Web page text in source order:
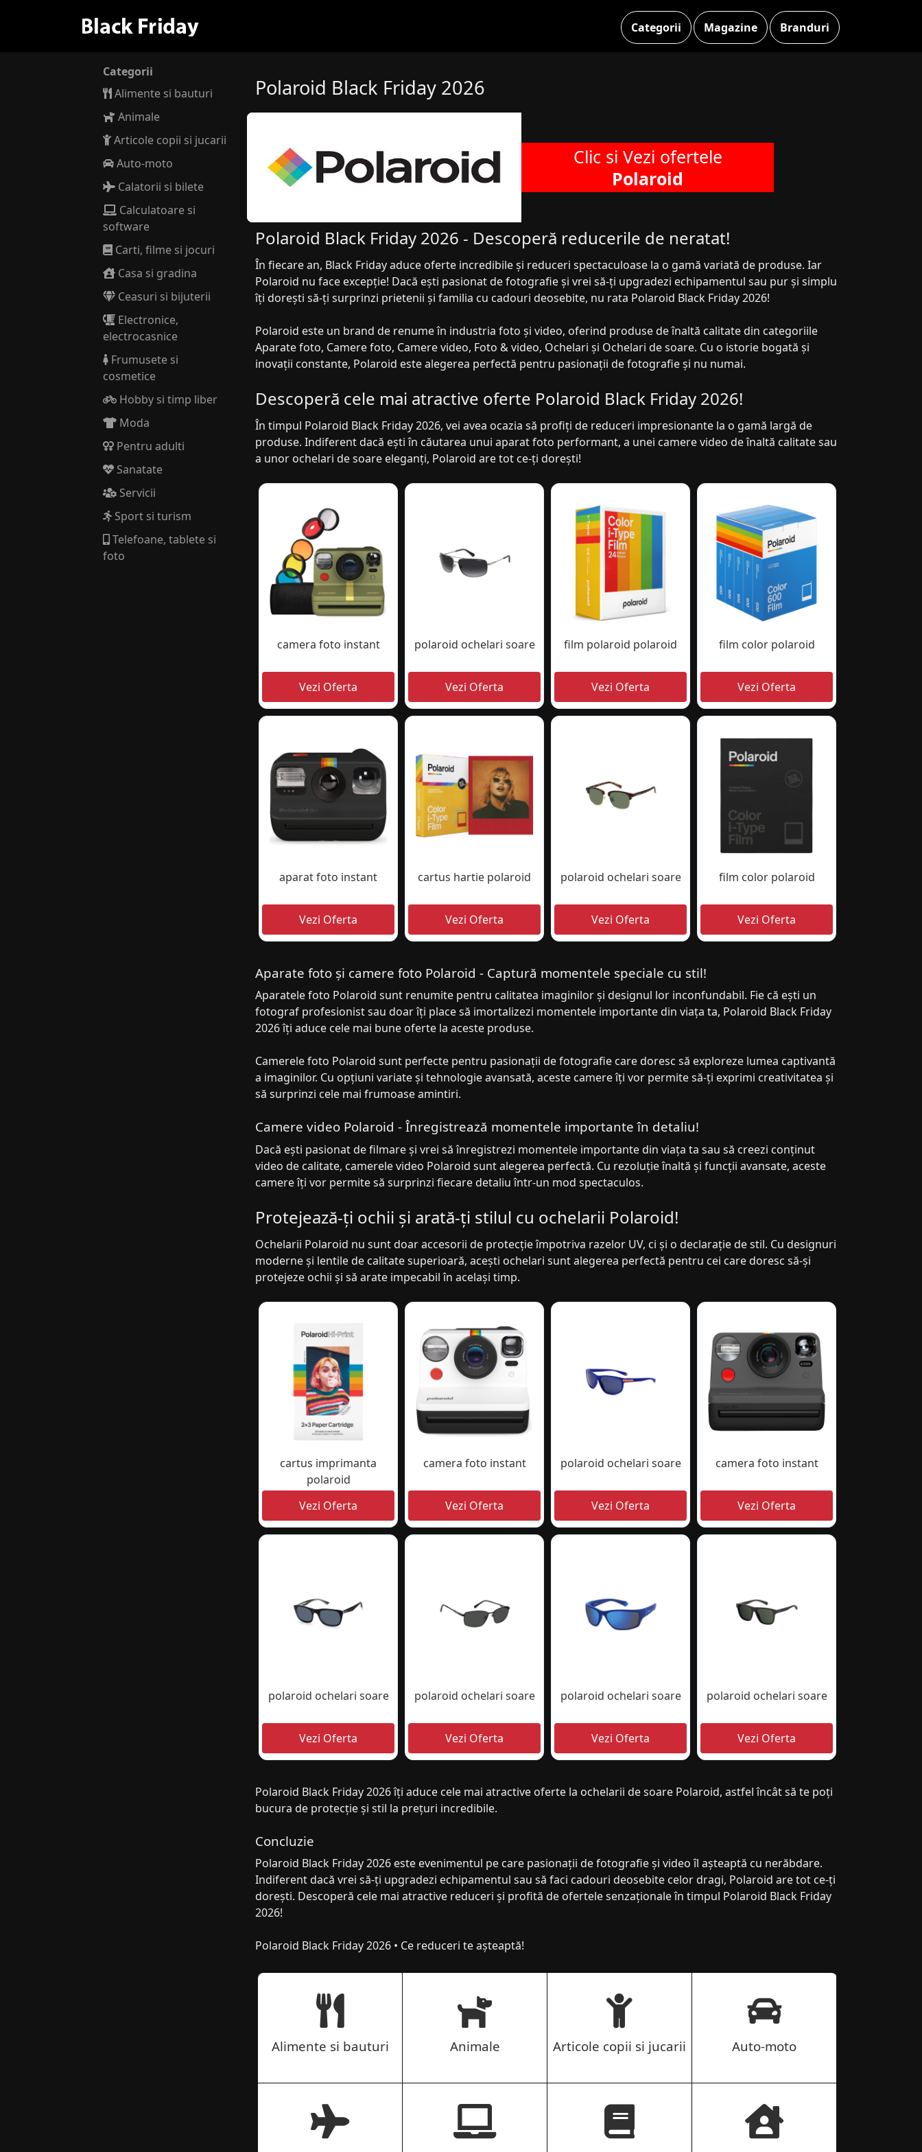
Categorii Magazine Branduri
Polaroid Black Friday 2026
Clic si Vezi ofertele
Polaroid
Polaroid Black Friday 2026 - Descoperă reducerile de neratat!
În fiecare an, Black Friday aduce oferte incredibile și reduceri spectaculoase la o gamă variată de produse. Iar
Polaroid nu face excepție! Dacă ești pasionat de fotografie și vrei să-ți upgradezi echipamentul sau pur și simplu
îți dorești să-ți surprinzi prietenii și familia cu cadouri deosebite, nu rata Polaroid Black Friday 2026!
Polaroid este un brand de renume în industria foto și video, oferind produse de înaltă calitate din categoriile
Aparate foto, Camere foto, Camere video, Foto & video, Ochelari și Ochelari de soare. Cu o istorie bogată și
inovații constante, Polaroid este alegerea perfectă pentru pasionații de fotografie și nu numai.
Descoperă cele mai atractive oferte Polaroid Black Friday 2026!
În timpul Polaroid Black Friday 2026, vei avea ocazia să profiți de reduceri impresionante la o gamă largă de
produse. Indiferent dacă ești în căutarea unui aparat foto performant, a unei camere video de înaltă calitate sau
a unor ochelari de soare eleganți, Polaroid are tot ce-ți dorești!
camera foto instant polaroid ochelari soare film polaroid polaroid film color polaroid
aparat foto instant cartus hartie polaroid polaroid ochelari soare film color polaroid
Aparate foto și camere foto Polaroid - Captură momentele speciale cu stil!
Aparatele foto Polaroid sunt renumite pentru calitatea imaginilor și designul lor inconfundabil. Fie că ești un
fotograf profesionist sau doar îți place să imortalizezi momentele importante din viața ta, Polaroid Black Friday
2026 îți aduce cele mai bune oferte la aceste produse.
Camerele foto Polaroid sunt perfecte pentru pasionații de fotografie care doresc să exploreze lumea captivantă
a imaginilor. Cu opțiuni variate și tehnologie avansată, aceste camere îți vor permite să-ți exprimi creativitatea și
să surprinzi cele mai frumoase amintiri.
Camere video Polaroid - Înregistrează momentele importante în detaliu!
Dacă ești pasionat de filmare și vrei să înregistrezi momentele importante din viața ta sau să creezi conținut
video de calitate, camerele video Polaroid sunt alegerea perfectă. Cu rezoluție înaltă și funcții avansate, aceste
camere îți vor permite să surprinzi fiecare detaliu într-un mod spectaculos.
Protejează-ți ochii și arată-ți stilul cu ochelarii Polaroid!
Ochelarii Polaroid nu sunt doar accesorii de protecție împotriva razelor UV, ci și o declarație de stil. Cu designuri
moderne și lentile de calitate superioară, acești ochelari sunt alegerea perfectă pentru cei care doresc să-și
protejeze ochii și să arate impecabil în același timp.
cartus imprimanta
polaroid
camera foto instant polaroid ochelari soare camera foto instant
polaroid ochelari soare polaroid ochelari soare polaroid ochelari soare polaroid ochelari soare
Polaroid Black Friday 2026 îți aduce cele mai atractive oferte la ochelarii de soare Polaroid, astfel încât să te poți
bucura de protecție și stil la prețuri incredibile.
Concluzie
Polaroid Black Friday 2026 este evenimentul pe care pasionații de fotografie și video îl așteaptă cu nerăbdare.
Indiferent dacă vrei să-ți upgradezi echipamentul sau să faci cadouri deosebite celor dragi, Polaroid are tot ce-ți
dorești. Descoperă cele mai atractive reduceri și profită de ofertele senzaționale în timpul Polaroid Black Friday
2026!
Polaroid Black Friday 2026 • Ce reduceri te așteaptă!
Alimente si bauturi Animale Articole copii si jucarii Auto-moto
Categorii
Alimente si bauturi
Animale
Articole copii si jucarii
Auto-moto
Calatorii si bilete
Calculatoare si
software
Carti, filme si jocuri
Casa si gradina
Ceasuri si bijuterii
Electronice,
electrocasnice
Frumusete si
cosmetice
Hobby si timp liber
Moda
Pentru adulti
Sanatate
Servicii
Sport si turism
Telefoane, tablete si
foto